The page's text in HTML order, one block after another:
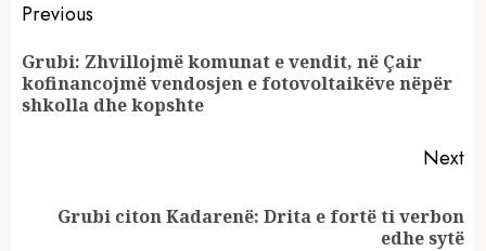
Continue
Reading
Previous
Grubi: Zhvillojmë komunat e vendit, në Çair
kofinancojmë vendosjen e fotovoltaikëve nëpër
shkolla dhe kopshte
Next
NextGrubi citon Kadarenë: Drita e fortë ti verbon
edhe sytë